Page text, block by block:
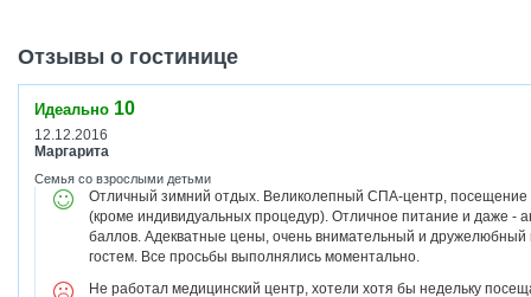
Отзывы о гостинице
Идеально 10
12.12.2016
Маргарита
Семья со взрослыми детьми
Отличный зимний отдых. Великолепный СПА-центр, посещение
(кроме индивидуальных процедур). Отличное питание и даже -
баллов. Адекватные цены, очень внимательный и
гостем. Все просьбы выполнялись моментально.
Не работал медицинский центр, хотели хотя бы недельку